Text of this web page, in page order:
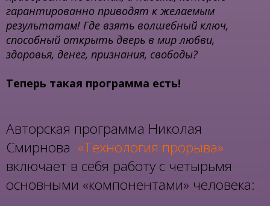
гарантированно приводят к желаемым
результатам! Где взять волшебный ключ,
способный открыть дверь в мир любви,
здоровья, денег, признания, свободы?
Теперь такая программа есть!
Авторская программа Николая
Смирнова «Технология прорыва»
включает в себя работу с четырьмя
основными «компонентами» человека: